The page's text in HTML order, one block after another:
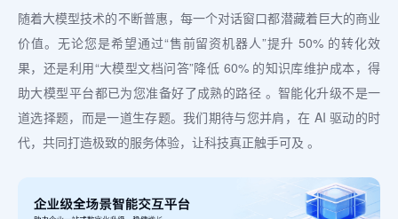
随着大模型技术的不断普惠，每一个对话窗口都潜藏着巨大的商业
价值。无论您是希望通过“售前留资机器人”提升 50% 的转化效
果，还是利用“大模型文档问答”降低 60% 的知识库维护成本，得
助大模型平台都已为您准备好了成熟的路径 。智能化升级不是一
道选择题，而是一道生存题。我们期待与您并肩，在 AI 驱动的时
代，共同打造极致的服务体验，让科技真正触手可及 。